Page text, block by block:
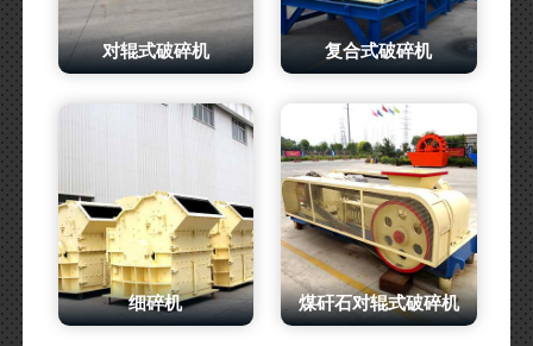
对辊式破碎机 复合式破碎机
细碎机 煤矸石对辊式破碎机